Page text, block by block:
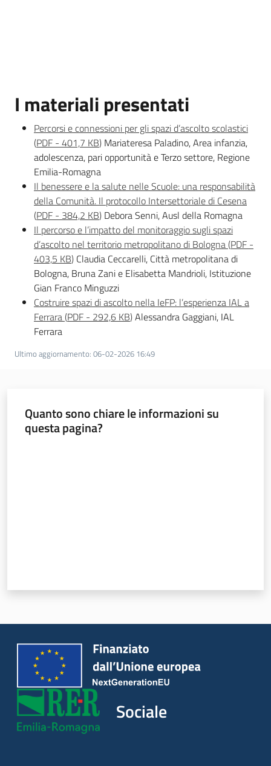
I materiali presentati
Percorsi e connessioni per gli spazi d’ascolto scolastici
(PDF - 401,7 KB) Mariateresa Paladino, Area infanzia,
adolescenza, pari opportunità e Terzo settore, Regione
Emilia-Romagna
Il benessere e la salute nelle Scuole: una responsabilità
della Comunità. Il protocollo Intersettoriale di Cesena
(PDF - 384,2 KB) Debora Senni, Ausl della Romagna
Il percorso e l’impatto del monitoraggio sugli spazi
d’ascolto nel territorio metropolitano di Bologna(PDF -
403,5 KB) Claudia Ceccarelli, Città metropolitana di
Bologna, Bruna Zani e Elisabetta Mandrioli, Istituzione
Gian Franco Minguzzi
Costruire spazi di ascolto nella IeFP: l’esperienza IAL a
Ferrara(PDF - 292,6 KB)Alessandra Gaggiani, IAL
Ferrara
Ultimo aggiornamento: 06-02-2026 16:49
Quanto sono chiare le informazioni su
questa pagina?
Sociale